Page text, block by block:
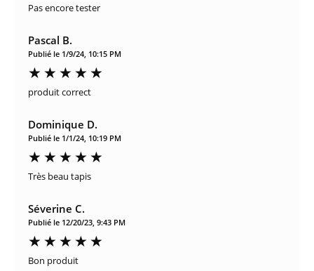
Pas encore tester
Pascal B.
Publié le 1/9/24, 10:15 PM
produit correct
Dominique D.
Publié le 1/1/24, 10:19 PM
Très beau tapis
Séverine C.
Publié le 12/20/23, 9:43 PM
Bon produit